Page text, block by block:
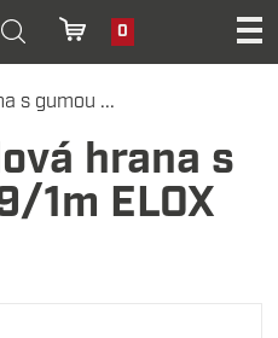
0
s gumou ...
hrana s
1m ELOX